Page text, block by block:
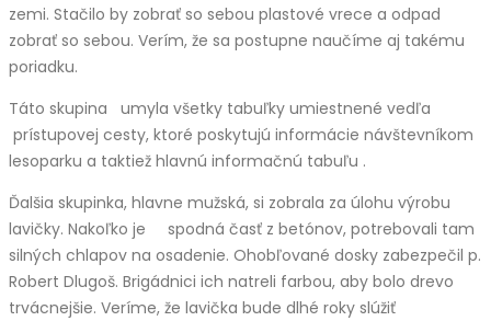
zemi. Stačilo by zobrať so sebou plastové vrece a odpad
zobrať so sebou. Verím, že sa postupne naučíme aj takému
poriadku.
Táto skupina umyla všetky tabuľky umiestnené vedľa
prístupovej cesty, ktoré poskytujú informácie návštevníkom
lesoparku a taktiež hlavnú informačnú tabuľu .
Ďalšia skupinka, hlavne mužská, si zobrala za úlohu výrobu
lavičky. Nakoľko je spodná časť z betónov, potrebovali tam
silných chlapov na osadenie. Ohobľované dosky zabezpečil p.
Robert Dlugoš. Brigádnici ich natreli farbou, aby bolo drevo
trvácnejšie. Veríme, že lavička bude dlhé roky slúžiť